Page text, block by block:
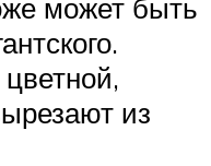
может быть
из